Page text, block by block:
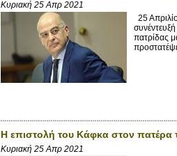
Κυριακή 25 Απρ 2021
25
πατρίδας
Η επιστολή του Κάφκα στον πατέρα
Κυριακή 25 Απρ 2021